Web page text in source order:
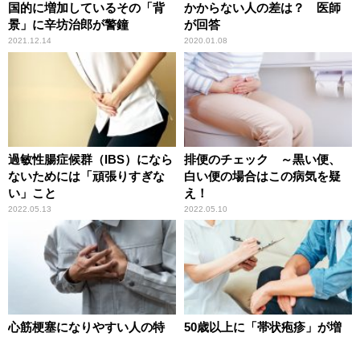
国的に増加しているその「背
景」に辛坊治郎が警鐘
2021.12.14
かからない人の差は？ 医師
が回答
2020.01.08
過敏性腸症候群（IBS）になら
ないためには「頑張りすぎな
い」こと
2022.05.13
排便のチェック ～黒い便、
白い便の場合はこの病気を疑
え！
2022.05.10
心筋梗塞になりやすい人の特
50歳以上に「帯状疱疹」が増